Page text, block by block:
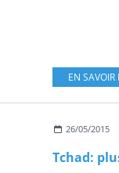
EN SAVOIR
26/05/2015